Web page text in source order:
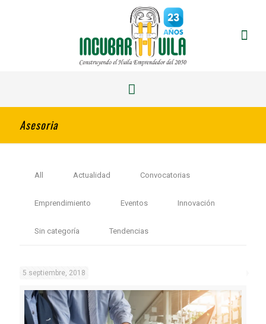
Asesoria
All Actualidad Convocatorias
Emprendimiento Eventos Innovación
Sin categoría Tendencias
5 septiembre, 2018